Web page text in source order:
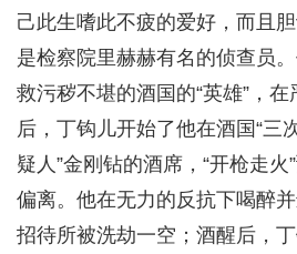
己此生嗜此不疲的爱好，而且
是检察院里赫赫有名的侦查员
救污秽不堪的酒国的“英雄”，
后，丁钩儿开始了他在酒国“三
疑人”金刚钻的酒席，“开枪走
偏离。他在无力的反抗下喝醉
招待所被洗劫一空；酒醒后，